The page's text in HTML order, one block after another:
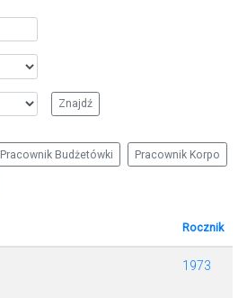
Pracownik Budżetówki Pracownik Korpo
Rocznik
1973